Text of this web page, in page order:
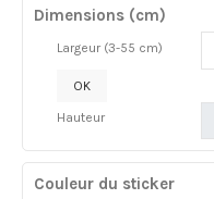
Dimensions (cm)
Largeur (3-55 cm)
OK
Hauteur
Couleur du sticker